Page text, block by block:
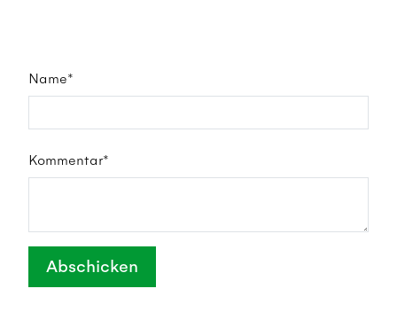
Name*
Kommentar*
Abschicken